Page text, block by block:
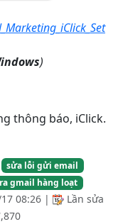
)
thông báo, iClick.
sửa lỗi gửi email
gmail hàng loạt
08:26 |
Lần sửa